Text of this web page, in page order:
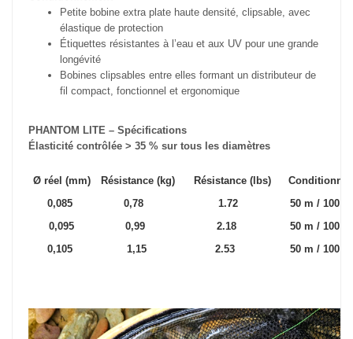
Petite bobine extra plate haute densité, clipsable, avec
élastique de protection
Étiquettes résistantes à l’eau et aux UV pour une grande
longévité
Bobines clipsables entre elles formant un distributeur de
fil compact, fonctionnel et ergonomique
PHANTOM LITE – Spécifications
Élasticité contrôlée > 35 % sur tous les diamètres
Ø réel (mm) Résistance (kg) Résistance (lbs)
0,085
0,78 1.72
50 m /
0,095
0,99 2.18
50 m /
0,105
1,15 2.53 50 m /